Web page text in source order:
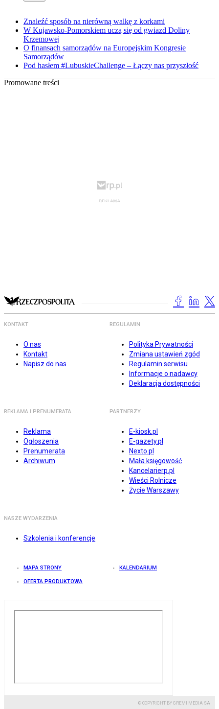
Znaleźć sposób na nierówną walkę z korkami
W Kujawsko-Pomorskiem uczą się od gwiazd Doliny
Krzemowej
O finansach samorządów na Europejskim Kongresie
Samorządów
Pod hasłem #LubuskieChallenge – Łączy nas przyszłość
Promowane treści
KONTAKT
O nas
Kontakt
Napisz do nas
REGULAMIN
Polityka Prywatności
Zmiana ustawień zgód
Regulamin serwisu
Informacje o nadawcy
Deklaracja dostępności
REKLAMA I PRENUMERATA
Reklama
Ogłoszenia
Prenumerata
Archiwum
PARTNERZY
E-kiosk.pl
E-gazety.pl
Nexto.pl
Mała księgowość
Kancelarierp.pl
Wieści Rolnicze
Życie Warszawy
NASZE WYDARZENIA
Szkolenia i konferencje
MAPA STRONY KALENDARIUM
OFERTA PRODUKTOWA
© COPYRIGHT BY GREMI MEDIA SA